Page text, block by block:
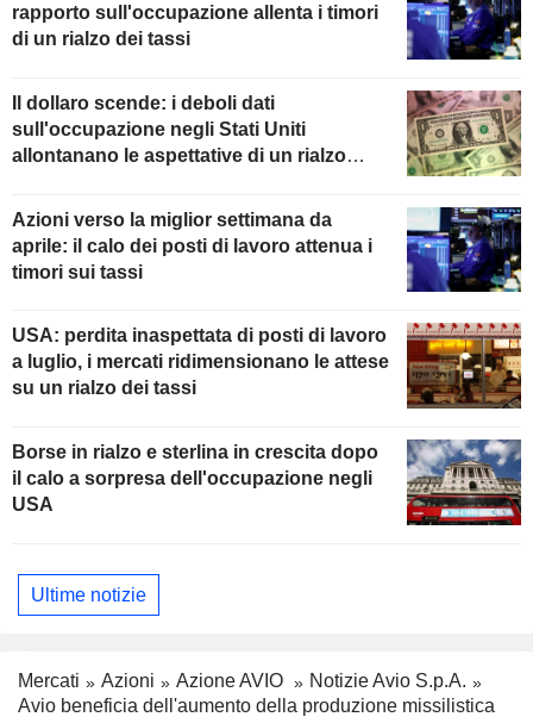
rapporto sull'occupazione allenta i timori
di un rialzo dei tassi
Il dollaro scende: i deboli dati
sull'occupazione negli Stati Uniti
allontanano le aspettative di un rialzo
Azioni verso la miglior settimana da
aprile: il calo dei posti di lavoro attenua i
timori sui tassi
USA: perdita inaspettata di posti di lavoro
a luglio, i mercati ridimensionano le attese
su un rialzo dei tassi
Borse in rialzo e sterlina in crescita dopo
il calo a sorpresa dell'occupazione negli
USA
Ultime notizie
Mercati Azioni Azione AVIO
Notizie Avio S.p.A.
Avio beneficia dell'aumento della produzione missilistica